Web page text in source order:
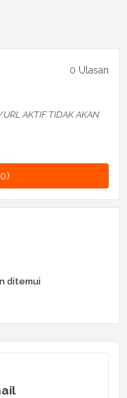
0 Ulasan
AKTIF TIDAK AKAN
ditemui